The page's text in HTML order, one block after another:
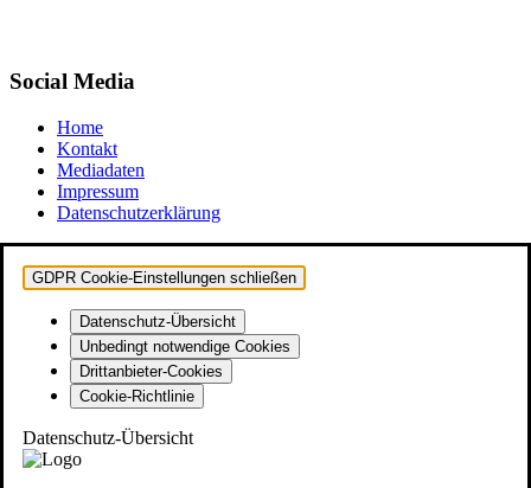
Social Media
Home
Kontakt
Mediadaten
Impressum
Datenschutzerklärung
GDPR Cookie-Einstellungen schließen
Datenschutz-Übersicht
Unbedingt notwendige Cookies
Drittanbieter-Cookies
Cookie-Richtlinie
Datenschutz-Übersicht